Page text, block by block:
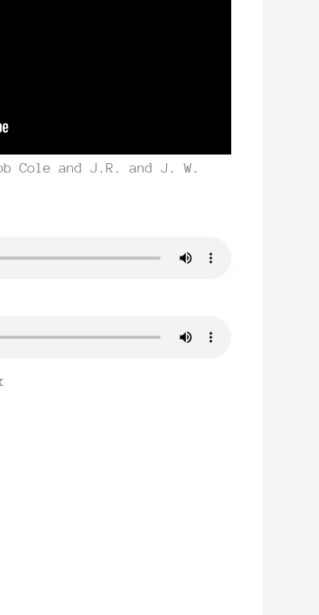
Cole and J.R. and J. W.